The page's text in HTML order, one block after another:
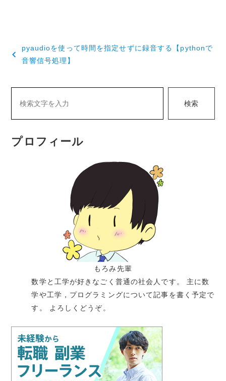
稿
ビ
ゲ
ー
pyaudioを使って時間を指定せずに録音する【pythonで
音響信号処理】
検索
プロフィール
もろみ先輩
数学と工学が好きなごく普通の社会人です。 主に数
学や工学，プログラミングについて記事を書く予定で
す。 よろしくどうぞ。